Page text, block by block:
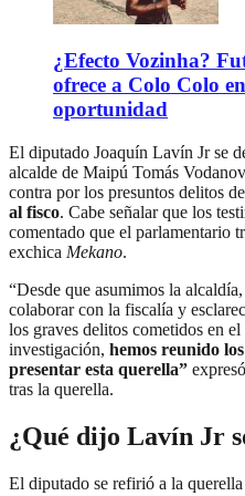
¿Efecto Vozinha?
ofrece a Colo Colo
oportunidad
El diputado Joaquín Lavín Jr se
alcalde de Maipú Tomás
contra por los presuntos delitos de
al fisco. Cabe señalar que los
comentado que el parlamentario
exchica Mekano.
“Desde que asumimos la
colaborar con la fiscalía y
los graves delitos cometidos en
investigación, hemos reunido
presentar esta querella”
tras la querella.
¿Qué dijo Lavín Jr
El diputado se refirió a la